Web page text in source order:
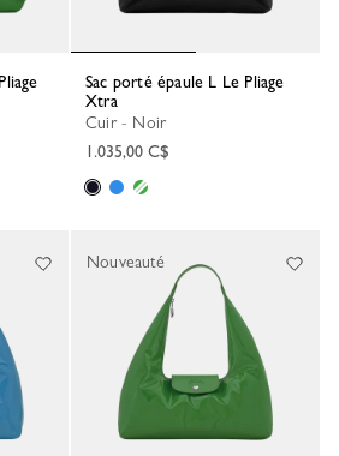
Sac porté épaule L Le Pliage
Xtra
Cuir - Noir
1.035,00 C$
Nouveauté